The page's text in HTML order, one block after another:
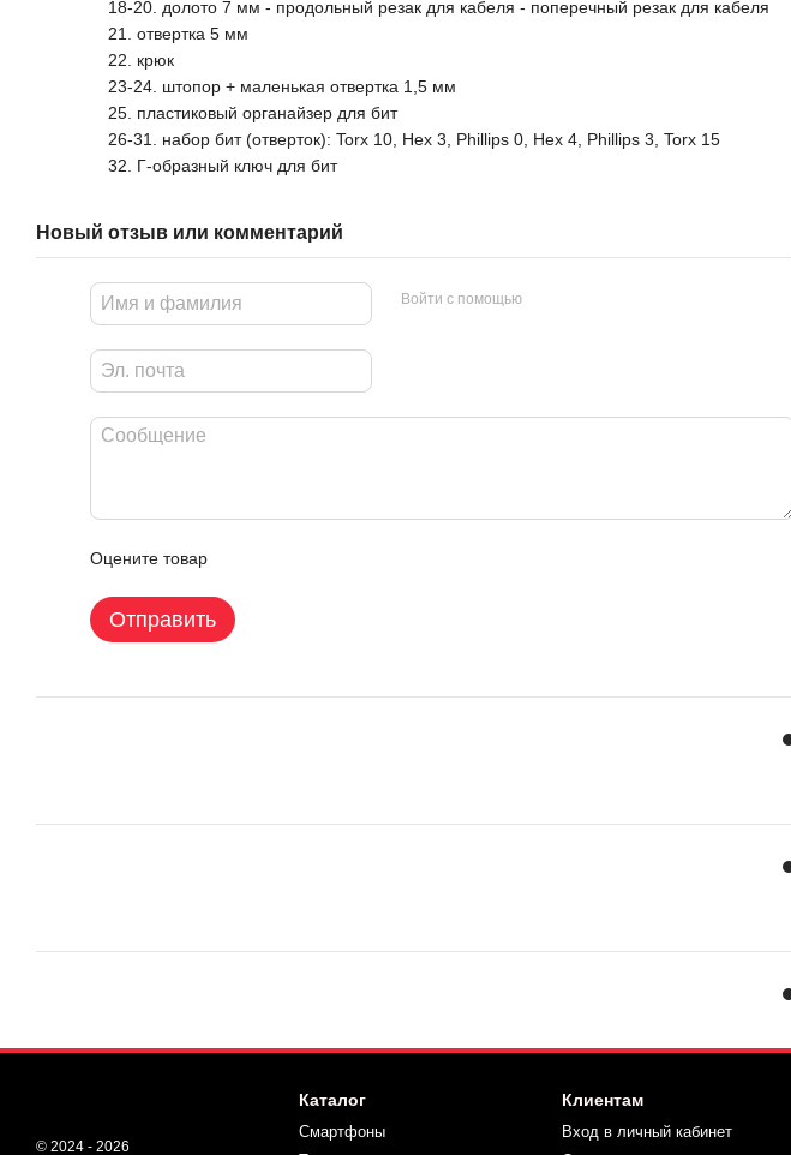
18-20. долото 7 мм - продольный резак для кабеля - поперечный резак для кабеля
21. отвертка 5 мм
22. крюк
23-24. штопор + маленькая отвертка 1,5 мм
25. пластиковый органайзер для бит
26-31. набор бит (отверток): Torx 10, Hex 3, Phillips 0, Hex 4, Phillips 3, Torx 15
32. Г-образный ключ для бит
Новый отзыв или комментарий
Войти с помощью
Оцените товар
Отправить
© 2024 - 2026
Каталог
Смартфоны
Клиентам
Вход в личный кабинет